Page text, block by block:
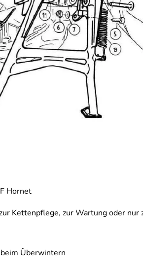
Hornet
Kettenpflege, zur Wartung oder
Überwintern